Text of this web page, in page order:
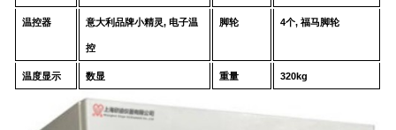
温控器 意大利品牌小精灵,电子温
控
脚轮 4个,福马脚轮
温度显示 数显 重量 320kg